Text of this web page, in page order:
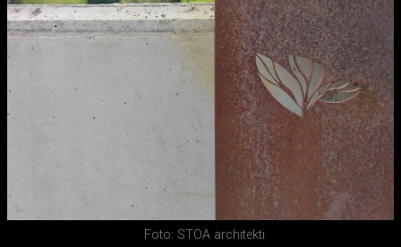
Foto: STOA architekti